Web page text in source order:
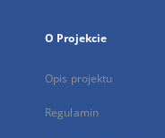
O Projekcie
Opis projektu
Regulamin